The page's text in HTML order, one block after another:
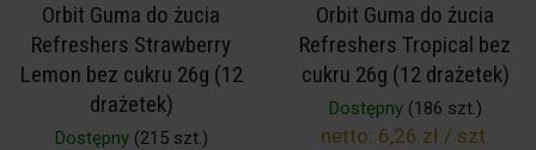
Orbit Guma do żucia
Refreshers Strawberry
Lemon bez cukru 26g (12
drażetek)
Dostępny(215 szt.)
Orbit Guma do żucia
Refreshers Tropical bez
cukru 26g (12 drażetek)
Dostępny(186 szt.)
netto: 6,26 zł / szt.